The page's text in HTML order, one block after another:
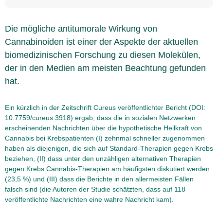
Die mögliche antitumorale Wirkung von
Cannabinoiden ist einer der Aspekte der aktuellen
biomedizinischen Forschung zu diesen Molekülen,
der in den Medien am meisten Beachtung gefunden
hat.
Ein kürzlich in der Zeitschrift Cureus veröffentlichter Bericht (DOI:
10.7759/cureus.3918) ergab, dass die in sozialen Netzwerken
erscheinenden Nachrichten über die hypothetische Heilkraft von
Cannabis bei Krebspatienten (I) zehnmal schneller zugenommen
haben als diejenigen, die sich auf Standard-Therapien gegen Krebs
beziehen, (II) dass unter den unzähligen alternativen Therapien
gegen Krebs Cannabis-Therapien am häufigsten diskutiert werden
(23,5 %) und (III) dass die Berichte in den allermeisten Fällen
falsch sind (die Autoren der Studie schätzten, dass auf 118
veröffentlichte Nachrichten eine wahre Nachricht kam).